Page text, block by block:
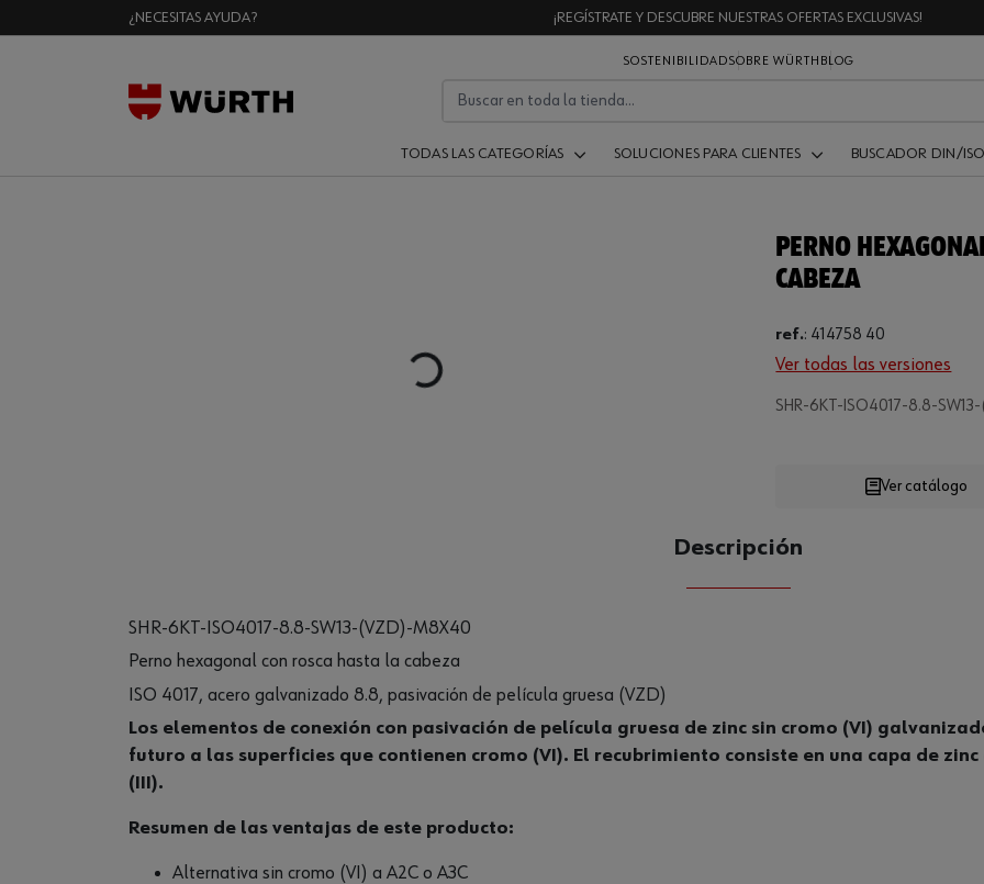
¿NECESITAS AYUDA? ¡REGÍSTRATE Y DESCUBRE NUESTRAS OFERTAS EXCLUSIVAS!
SOSTENIBILIDADSOBRE WÜRTH BLOG
TODAS LAS CATEGORÍAS SOLUCIONES PARA CLIENTES BUSCADOR DIN/ISO
Loading...
PERNO
CABEZA
ref.: 414758 40
Ver todas las versiones
SHR-6KT-ISO4017-8.8-
CANTIDAD
Ver catálogo
Descripción
SHR-6KT-ISO4017-8.8-SW13-(VZD)-M8X40
Perno hexagonal con rosca hasta la cabeza
ISO 4017, acero galvanizado 8.8, pasivación de película gruesa (VZD)
Los elementos de conexión con pasivación de película gruesa de zinc sin cromo (VI)
futuro a las superficies que contienen cromo (VI). El recubrimiento consiste en una capa de
(III).
Resumen de las ventajas de este producto:
Alternativa sin cromo (VI) a A2C o A3C